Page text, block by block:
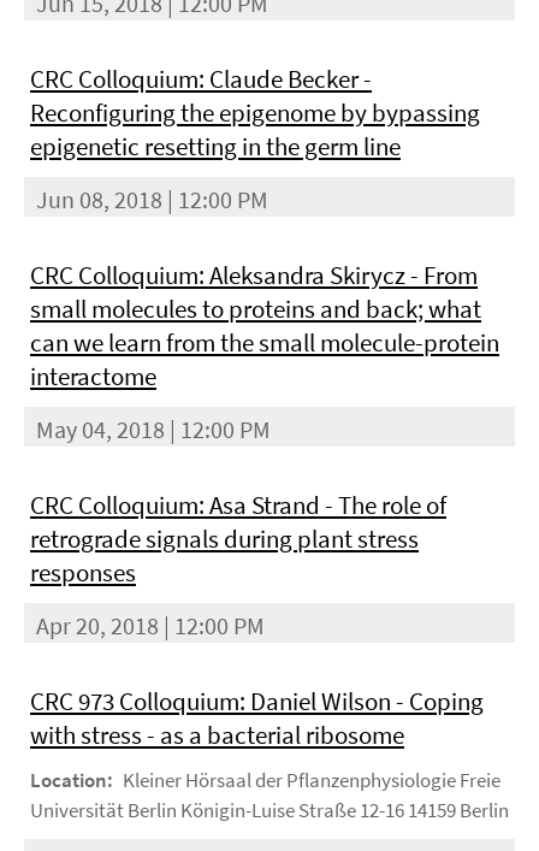
CRC Colloquium: Claude Becker -
Reconfiguring the epigenome by bypassing
epigenetic resetting in the germ line
Jun 08, 2018 | 12:00 PM
CRC Colloquium: Aleksandra Skirycz - From
small molecules to proteins and back; what
can we learn from the small molecule-protein
interactome
May 04, 2018 | 12:00 PM
CRC Colloquium: Asa Strand - The role of
retrograde signals during plant stress
responses
Apr 20, 2018 | 12:00 PM
CRC 973 Colloquium: Daniel Wilson - Coping
with stress - as a bacterial ribosome
Location: Kleiner Hörsaal der Pflanzenphysiologie Freie
Universität Berlin Königin-Luise Straße 12-16 14159 Berlin